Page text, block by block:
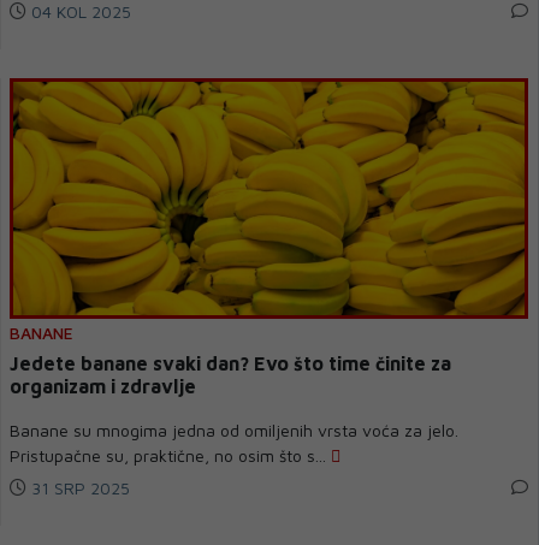
04 KOL 2025
BANANE
Jedete banane svaki dan? Evo što time činite za
organizam i zdravlje
Banane su mnogima jedna od omiljenih vrsta voća za jelo.
Pristupačne su, praktične, no osim što s...
31 SRP 2025